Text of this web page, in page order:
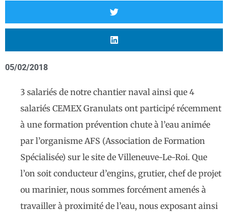
05/02/2018
3 salariés de notre chantier naval ainsi que 4
salariés CEMEX Granulats ont participé récemment
à une formation prévention chute à l’eau animée
par l’organisme AFS (Association de Formation
Spécialisée) sur le site de Villeneuve-Le-Roi. Que
l’on soit conducteur d’engins, grutier, chef de projet
ou marinier, nous sommes forcément amenés à
travailler à proximité de l’eau, nous exposant ainsi